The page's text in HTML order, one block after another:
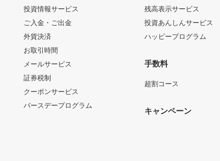
投資情報サービス
ご入金・ご出金
外貨決済
お取引時間
メールサービス
証券税制
クーポンサービス
バースデープログラム
残高表示サービス
投資あんしんサービス
ハッピープログラム
手数料
超割コース
キャンペーン